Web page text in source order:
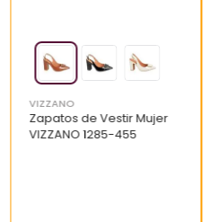
VIZZANO
Zapatos de Vestir Mujer
VIZZANO 1285-455